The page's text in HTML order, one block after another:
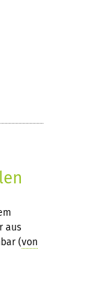
aus
(von